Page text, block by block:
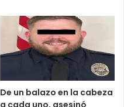
De un balazo en la cabeza
a cada uno, asesinó